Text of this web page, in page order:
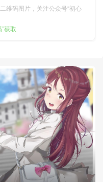
维码图片，关注公众号“初心
获取